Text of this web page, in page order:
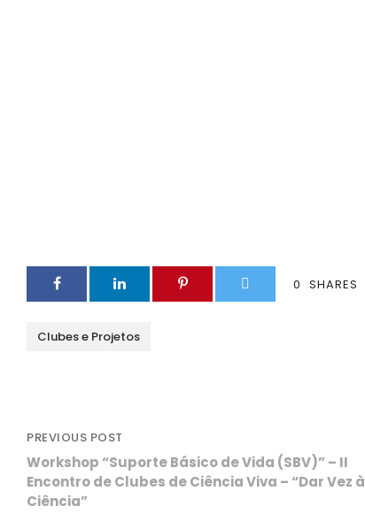
0 SHARES
Clubes e Projetos
PREVIOUS POST
Workshop “Suporte Básico de Vida (SBV)” – II
Encontro de Clubes de Ciência Viva – “Dar Vez à
Ciência”